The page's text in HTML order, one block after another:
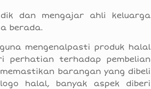
dan mengajar ahli keluarga
berada.
mengenalpasti produk halal
perhatian terhadap pembelian
barangan yang dibeli
halal, banyak aspek diberi